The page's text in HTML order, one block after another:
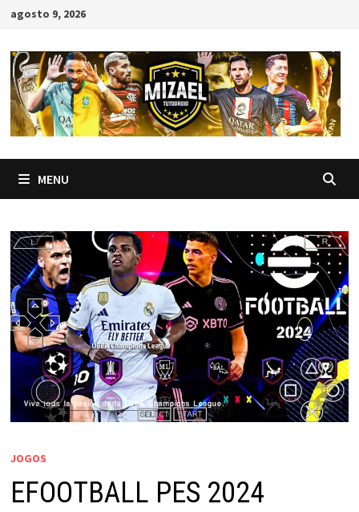
Skip
content
agosto 9, 2026
MENU
JOGOS
EFOOTBALL PES 2024